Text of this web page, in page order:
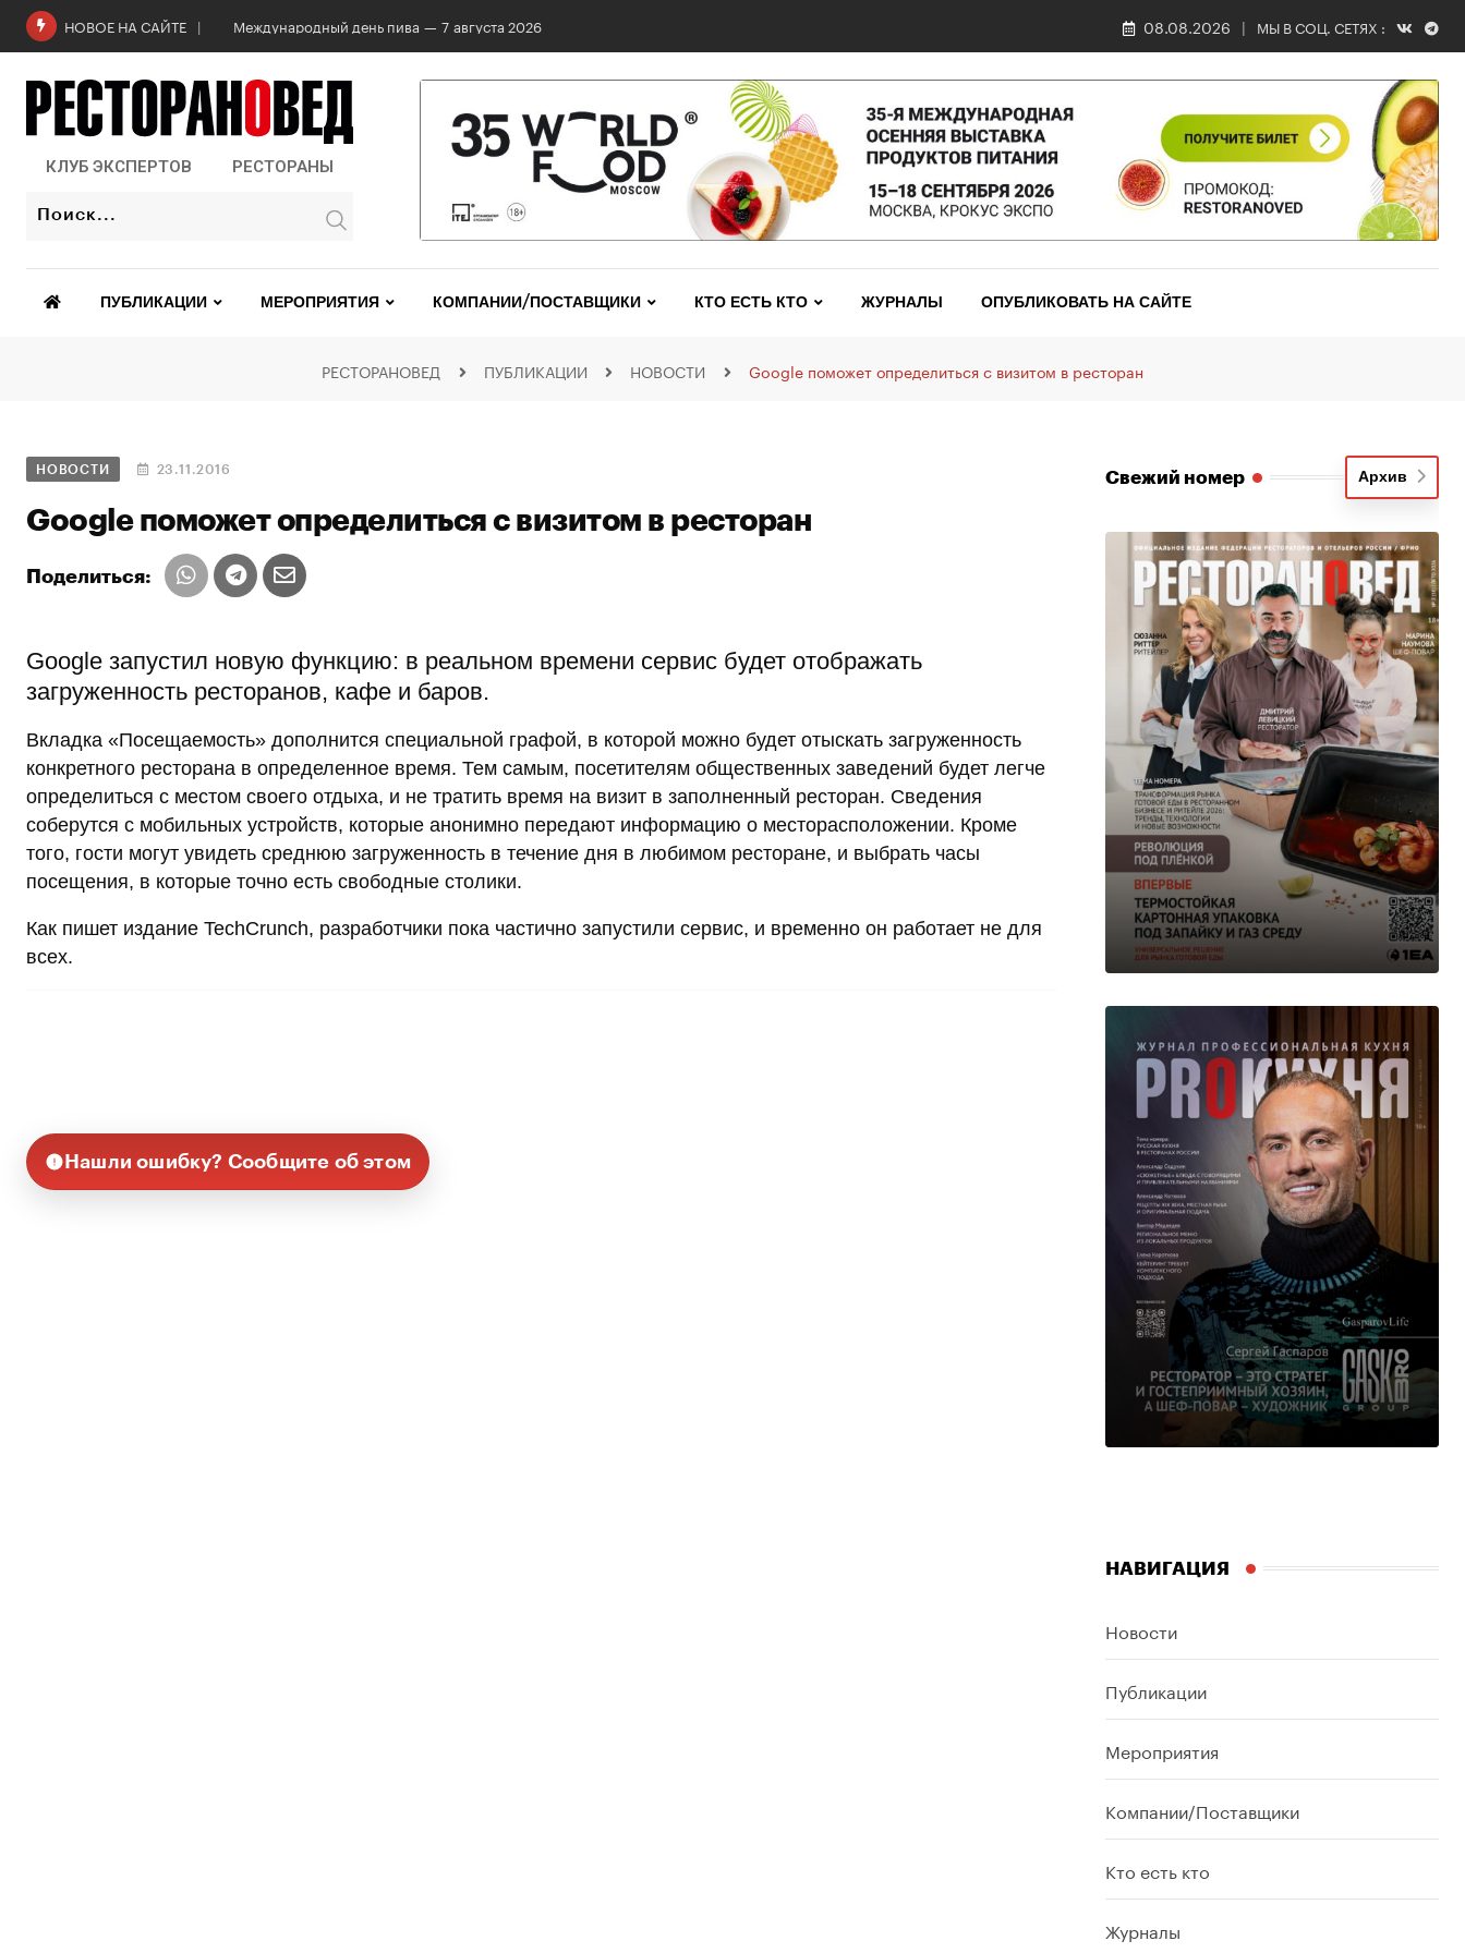
НОВОЕ НА САЙТЕ Международный день пива — 7 августа 2026 08.08.2026 МЫ В СОЦ. СЕТЯХ :
КЛУБ ЭКСПЕРТОВ РЕСТОРАНЫ
ПУБЛИКАЦИИ МЕРОПРИЯТИЯ КОМПАНИИ/ПОСТАВЩИКИ КТО ЕСТЬ КТО ЖУРНАЛЫ ОПУБЛИКОВАТЬ НА САЙТЕ
РЕСТОРАНОВЕД ПУБЛИКАЦИИ НОВОСТИ Google поможет определиться с визитом в ресторан
НОВОСТИ 23.11.2016
Google поможет определиться с визитом в ресторан
Поделиться:
Google запустил новую функцию: в реальном времени сервис будет отображать
загруженность ресторанов, кафе и баров.
Вкладка «Посещаемость» дополнится специальной графой, в которой можно будет отыскать загруженность
конкретного ресторана в определенное время. Тем самым, посетителям общественных заведений будет легче
определиться с местом своего отдыха, и не тратить время на визит в заполненный ресторан. Сведения
соберутся с мобильных устройств, которые анонимно передают информацию о месторасположении. Кроме
того, гости могут увидеть среднюю загруженность в течение дня в любимом ресторане, и выбрать часы
посещения, в которые точно есть свободные столики.
Как пишет издание TechCrunch, разработчики пока частично запустили сервис, и временно он работает не для
всех.
Нашли ошибку? Сообщите об этом
Свежий номер Архив
НАВИГАЦИЯ
Новости
Публикации
Мероприятия
Компании/Поставщики
Кто есть кто
Журналы